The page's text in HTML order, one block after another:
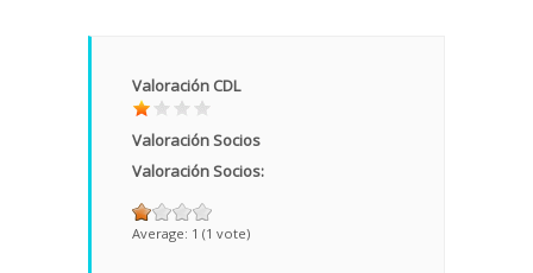
Valoración CDL
Valoración Socios
Valoración Socios:
Average: 1 (1 vote)